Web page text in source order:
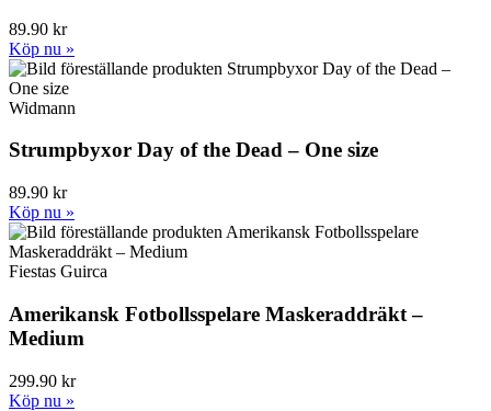
89.90 kr
Köp nu »
Widmann
Strumpbyxor Day of the Dead – One size
89.90 kr
Köp nu »
Fiestas Guirca
Amerikansk Fotbollsspelare Maskeraddräkt –
Medium
299.90 kr
Köp nu »